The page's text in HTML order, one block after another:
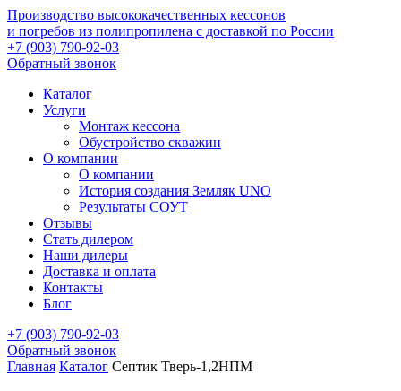
Производство высококачественных кессонов
и погребов из полипропилена с доставкой по России
+7 (903) 790-92-03
Обратный звонок
Каталог
Услуги
Монтаж кессона
Обустройство скважин
О компании
О компании
История создания Земляк UNO
Результаты СОУТ
Отзывы
Стать дилером
Наши дилеры
Доставка и оплата
Контакты
Блог
+7 (903) 790-92-03
Обратный звонок
Главная Каталог Септик Тверь-1,2НПМ